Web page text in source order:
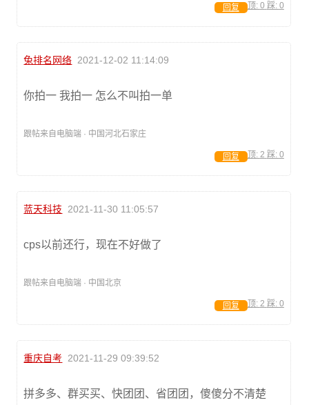
顶: 0 踩: 0
回复
兔排名网络 2021-12-02 11:14:09
你拍一 我拍一 怎么不叫拍一单
跟帖来自电脑端 · 中国河北石家庄
顶: 2 踩: 0
回复
蓝天科技 2021-11-30 11:05:57
cps以前还行，现在不好做了
跟帖来自电脑端 · 中国北京
顶: 2 踩: 0
回复
重庆自考 2021-11-29 09:39:52
拼多多、群买买、快团团、省团团，傻傻分不清楚